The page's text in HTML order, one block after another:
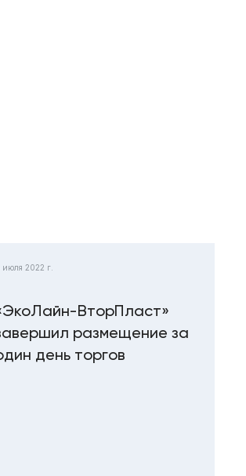
июля 2022 г.
ВторПласт»
размещение за
день торгов